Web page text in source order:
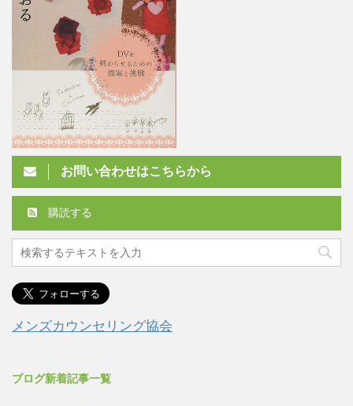
お問い合わせはこちらから
購読する
メンズカウンセリング協会
ブログ新着記事一覧